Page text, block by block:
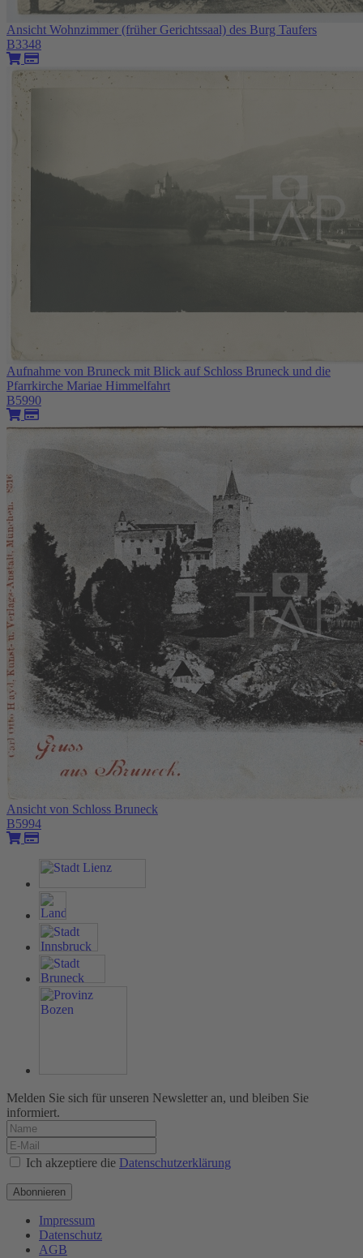
Ansicht Wohnzimmer (früher Gerichtssaal) des Burg Taufers
B3348
Aufnahme von Bruneck mit Blick auf Schloss Bruneck und die
Pfarrkirche Mariae Himmelfahrt
B5990
Ansicht von Schloss Bruneck
B5994
Melden Sie sich für unseren Newsletter an, und bleiben Sie
informiert.
Ich akzeptiere die Datenschutzerklärung
Abonnieren
Impressum
Datenschutz
AGB